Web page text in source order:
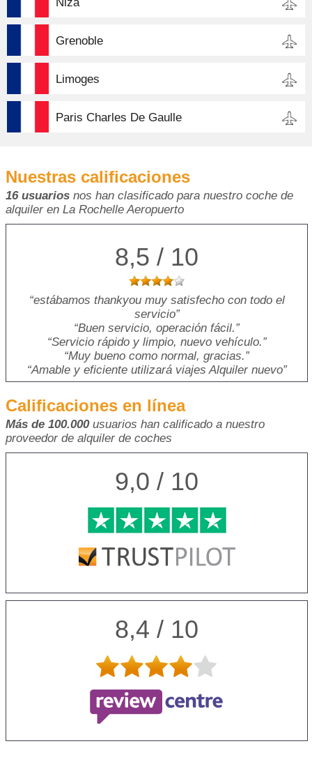
Grenoble
Limoges
Paris Charles De Gaulle
Nuestras calificaciones
16 usuarios nos han clasificado para nuestro coche de
alquiler en La Rochelle Aeropuerto
8,5 / 10
estábamos thankyou muy satisfecho con todo el
servicio
Buen servicio, operación fácil.
Servicio rápido y limpio, nuevo vehículo.
Muy bueno como normal, gracias.
Amable y eficiente utilizará viajes Alquiler nuevo
Calificaciones en línea
Más de 100.000usuarios han calificado a nuestro
proveedor de alquiler de coches
9,0 / 10
8,4 / 10